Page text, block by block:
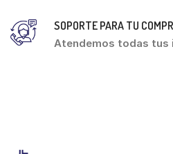
SOPORTE PARA TU
Atendemos todas tus